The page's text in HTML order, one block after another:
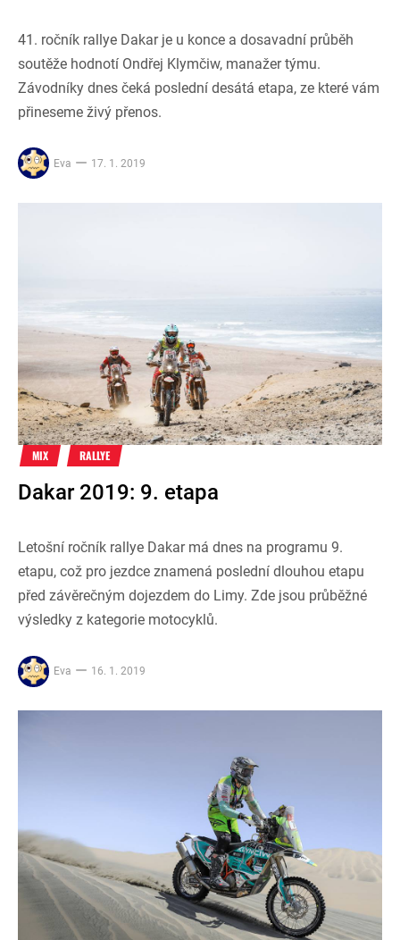
41. ročník rallye Dakar je u konce a dosavadní průběh
soutěže hodnotí Ondřej Klymčiw, manažer týmu.
Závodníky dnes čeká poslední desátá etapa, ze které vám
přineseme živý přenos.
Eva 17. 1. 2019
MIX RALLYE
Dakar 2019: 9. etapa
Letošní ročník rallye Dakar má dnes na programu 9.
etapu, což pro jezdce znamená poslední dlouhou etapu
před závěrečným dojezdem do Limy. Zde jsou průběžné
výsledky z kategorie motocyklů.
Eva 16. 1. 2019